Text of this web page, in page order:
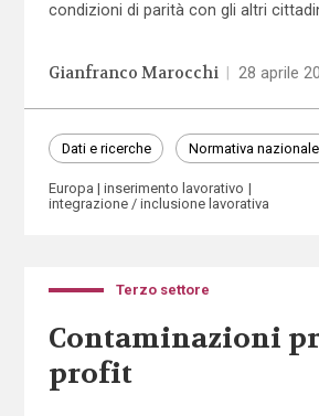
condizioni di parità con gli altri
Gianfranco Marocchi 28 aprile
Dati e ricerche Normativa nazionale
Europa
inserimento lavorativo
integrazione / inclusione lavorativa
Terzo settore
Contaminazioni
profit